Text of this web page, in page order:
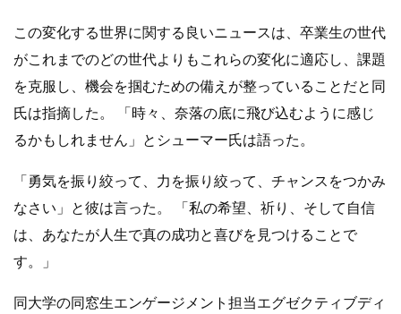
この変化する世界に関する良いニュースは、卒業生の世代
がこれまでのどの世代よりもこれらの変化に適応し、課題
を克服し、機会を掴むための備えが整っていることだと同
氏は指摘した。 「時々、奈落の底に飛び込むように感じ
るかもしれません」とシューマー氏は語った。
「勇気を振り絞って、力を振り絞って、チャンスをつかみ
なさい」と彼は言った。 「私の希望、祈り、そして自信
は、あなたが人生で真の成功と喜びを見つけることで
す。」
同大学の同窓生エンゲージメント担当エグゼクティブディ